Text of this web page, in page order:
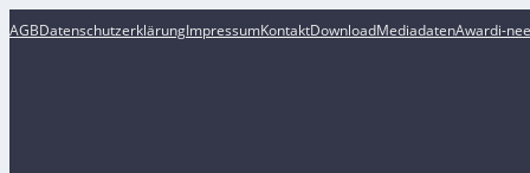
AGBDatenschutzerklärungImpressumKontaktDownloadMediadatenAwardi-